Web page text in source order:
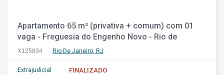
Apartamento 65 m² (privativa + comum) com 01
vaga - Freguesia do Engenho Novo - Rio de
Janeiro - RJ
X125834 Rio De Janeiro, RJ
Extrajudicial
FINALIZADO